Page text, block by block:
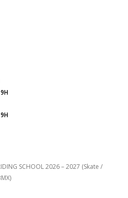
SCHOOL 2026 – 2027 (Skate /